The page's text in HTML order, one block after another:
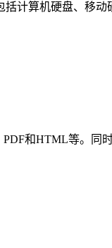
计算机硬盘、移
和HTML等。